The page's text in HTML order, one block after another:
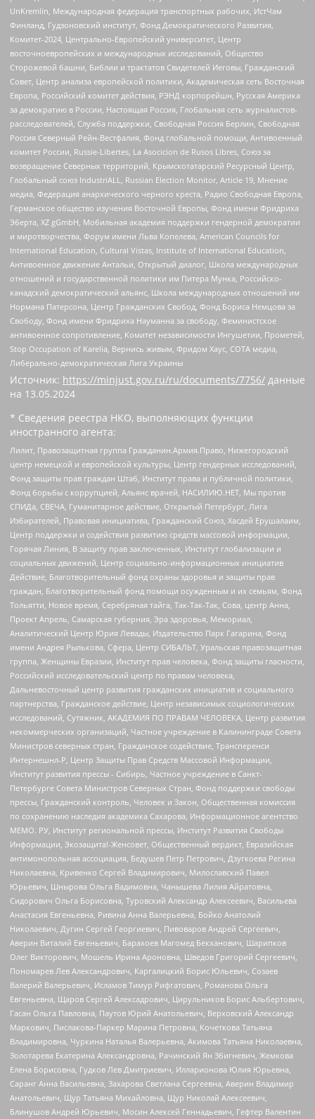
UnKremlin, Международная федерация транспортных рабочих, ИстЧам
Финланд, Гудзоновский институт, Фонд Демократического Развития,
Комитет-2024, Центрально-Европейский университет, Центр
восточноевропейских и международных исследований, Общество
Сторожевой башни, Библии и трактатов Свидетелей Иеговы, Гражданский
Совет, Центр анализа европейской политики, Академическая сеть Восточная
Европа, Российский комитет действия, РЭНД корпорейшн, Русская Америка
за демократию в России, Настоящая Россия, Глобальная сеть журналистов-
расследователей, Служба поддержки, Свободная Россия Берлин, Свободная
Россия Северный Рейн-Вестфалия, Фонд глобальной помощи, Антивоенный
комитет России, Russie-Libertes, La Asocicion de Rusos Libres, Союз за
возвращение Северных территорий, Крымскотатарский Ресурсный Центр,
Глобальный союз IndustriALL, Russian Election Monitor, Article 19, Мнение
медиа, Федерация анархического черного креста, Радио Свободная Европа,
Германское общество изучения Восточной Европы, Фонд имени Фридриха
Эберта, XZ gGmbH, Мобильная академия поддержки гендерной демократии
и миротворчества, Форум имени Льва Копелева, American Councils for
International Education, Cultural Vistas, Institute of International Education,
Антивоенное движение Антальи, Открытый диалог, Школа международных
отношений и государственной политики им Питера Мунка, Российско-
канадский демократический альянс, Школа международных отношений им
Нормана Патерсона, Центр Гражданских Свобод, Фонд Бориса Немцова за
Свободу, Фонд имени Фридриха Науманна за свободу, Феминистское
антивоенное сопротивление, Комитет независимости Ингушетии, Прометей,
Stop Occupation of Karelia, Вернись живым, Фридом Хаус, СОТА медиа,
Либерально-демократическая Лига Украины
Источник: https://minjust.gov.ru/ru/documents/7756/ данные
на 13.05.2024
* Сведения реестра НКО, выполняющих функции
иностранного агента:
Лилит, Правозащитная группа Гражданин.Армия.Право, Нижегородский
центр немецкой и европейской культуры, Центр гендерных исследований,
Фонд защиты прав граждан Штаб, Институт права и публичной политики,
Фонд борьбы с коррупцией, Альянс врачей, НАСИЛИЮ.НЕТ, Мы против
СПИДа, СВЕЧА, Гуманитарное действие, Открытый Петербург, Лига
Избирателей, Правовая инициатива, Гражданский Союз, Хасдей Ерушалаим,
Центр поддержки и содействия развитию средств массовой информации,
Горячая Линия, В защиту прав заключенных, Институт глобализации и
социальных движений, Центр социально-информационных инициатив
Действие, Благотворительный фонд охраны здоровья и защиты прав
граждан, Благотворительный фонд помощи осужденным и их семьям, Фонд
Тольятти, Новое время, Серебряная тайга, Так-Так-Так, Сова, центр Анна,
Проект Апрель, Самарская губерния, Эра здоровья, Мемориал,
Аналитический Центр Юрия Левады, Издательство Парк Гагарина, Фонд
имени Андрея Рылькова, Сфера, Центр СИБАЛЬТ, Уральская правозащитная
группа, Женщины Евразии, Институт прав человека, Фонд защиты гласности,
Российский исследовательский центр по правам человека,
Дальневосточный центр развития гражданских инициатив и социального
партнерства, Гражданское действие, Центр независимых социологических
исследований, Сутяжник, АКАДЕМИЯ ПО ПРАВАМ ЧЕЛОВЕКА, Центр развития
некоммерческих организаций, Частное учреждение в Калининграде Совета
Министров северных стран, Гражданское содействие, Трансперенси
Интернешнл-Р, Центр Защиты Прав Средств Массовой Информации,
Институт развития прессы - Сибирь, Частное учреждение в Санкт-
Петербурге Совета Министров Северных Стран, Фонд поддержки свободы
прессы, Гражданский контроль, Человек и Закон, Общественная комиссия
по сохранению наследия академика Сахарова, Информационное агентство
МЕМО. РУ, Институт региональной прессы, Институт Развития Свободы
Информации, Экозащита!-Женсовет, Общественный вердикт, Евразийская
антимонопольная ассоциация, Бедушев Петр Петрович, Дзугкоева Регина
Николаевна, Кривенко Сергей Владимирович, Милославский Павел
Юрьевич, Шнырова Ольга Вадимовна, Чанышева Лилия Айратовна,
Сидорович Ольга Борисовна, Туровский Александр Алексеевич, Васильева
Анастасия Евгеньевна, Ривина Анна Валерьевна, Бойко Анатолий
Николаевич, Дугин Сергей Георгиевич, Пивоваров Андрей Сергеевич,
Аверин Виталий Евгеньевич, Барахоев Магомед Бекханович, Шарипков
Олег Викторович, Мошель Ирина Ароновна, Шведов Григорий Сергеевич,
Пономарев Лев Александрович, Каргалицкий Борис Юльевич, Созаев
Валерий Валерьевич, Исламов Тимур Рифгатович, Романова Ольга
Евгеньевна, Щаров Сергей Алексадрович, Цирульников Борис Альбертович,
Гасан Ольга Павловна, Паутов Юрий Анатольевич, Верховский Александр
Маркович, Пислакова-Паркер Марина Петровна, Кочеткова Татьяна
Владимировна, Чуркина Наталья Валерьевна, Акимова Татьяна Николаевна,
Золотарева Екатерина Александровна, Рачинский Ян Збигневич, Жемкова
Елена Борисовна, Гудков Лев Дмитриевич, Илларионова Юлия Юрьевна,
Саранг Анна Васильевна, Захарова Светлана Сергеевна, Аверин Владимир
Анатольевич, Щур Татьяна Михайловна, Щур Николай Алексеевич,
Блинушов Андрей Юрьевич, Мосин Алексей Геннадьевич, Гефтер Валентин